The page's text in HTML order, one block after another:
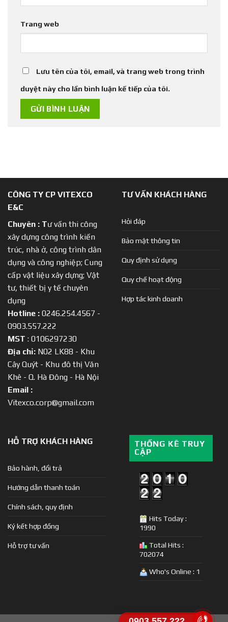
Trang web
Lưu tên của tôi, email, và trang web trong trình
duyệt này cho lần bình luận kế tiếp của tôi.
CÔNG TY CP VITEXCO
E&C
Chuyên : Tư vấn thi công
xây dựng công trình kiến
trúc, nhà ở, công trình dân
dụng và công nghiệp; Cung
cấp vật liệu xây dựng; Vật
tư, thiết bị y tế chuyên
dụng
Hotline : 0246.254.4567 -
0903.557.222
MST : 0106297230
Địa chỉ: N02 LK88 - Khu
Cây Quýt - Khu đô thị Văn
Khê - Q. Hà Đông - Hà Nội
Email :
Vitexco.corp@gmail.com
TƯ VẤN KHÁCH HÀNG
Hỏi đáp
Bảo mật thông tin
Quy định sử dụng
Quy chế hoạt động
Hợp tác kinh doanh
HỖ TRỢ KHÁCH HÀNG
Bảo hành, đổi trả
Hướng dẫn thanh toán
Chính sách, quy định
Ký kết hợp đồng
Hỗ trợ tư vấn
THỐNG KÊ TRUY
CẬP
Hits Today :
1990
Total Hits :
702074
Who's Online : 1